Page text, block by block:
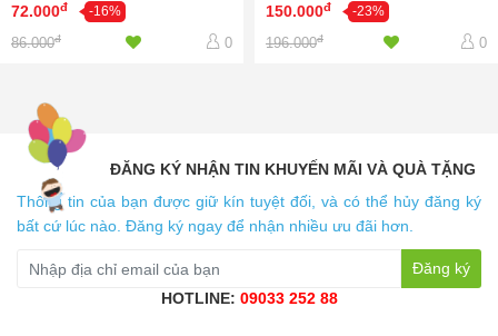
72.000đ -16%
86.000đ 0
150.000đ -23%
196.000đ 0
ĐĂNG KÝ NHẬN TIN KHUYẾN MÃI VÀ QUÀ TẶNG
Thông tin của bạn được giữ kín tuyệt đối, và có thể hủy đăng ký
bất cứ lúc nào. Đăng ký ngay để nhận nhiều ưu đãi hơn.
Đăng ký
HOTLINE: 09033 252 88